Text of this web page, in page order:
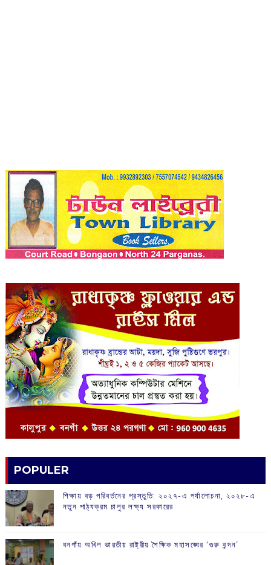
POPULER
শিক্ষায় বড় পরিবর্তনের প্রস্তুতি: ২০২৭-এ পর্যালোচনা, ২০২৮-এ
নতুন পাঠ্যক্রম চালুর লক্ষ্য সরকারের
বনগাঁয় অখিল ভারতীয় রাষ্ট্রীয় শৈক্ষিক মহাসঙ্ঘের ‘গুরু বন্দন’